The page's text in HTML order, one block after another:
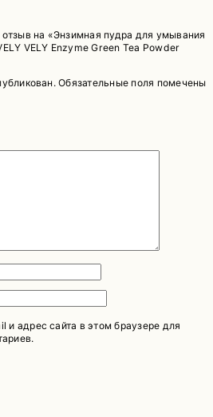
на «Энзимная пудра для умывания
VELY Enzyme Green Tea Powder
Обязательные поля помечены
и адрес сайта в этом браузере для